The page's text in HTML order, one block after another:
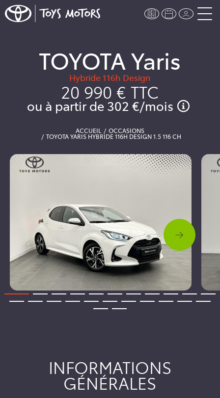
TOYOTA Yaris
Hybride 116h Design
20 990 € TTC
ou à partir de 302 €/mois
ACCUEIL OCCASIONS
TOYOTA YARIS HYBRIDE 116H DESIGN 1.5 116 CH
INFORMATIONS
GÉNÉRALES